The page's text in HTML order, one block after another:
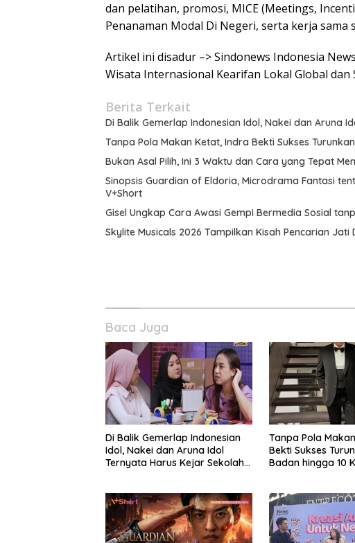
dan pelatihan, promosi, MICE (Meetings,
Penanaman Modal Di Negeri, serta kerja sama
Artikel ini disadur –> Sindonews Indonesia
Wisata Internasional Kearifan Lokal Global
Berita Terkait
Di Balik Gemerlap Indonesian Idol, Nakei dan Aruna
Tanpa Pola Makan Ketat, Indra Bekti Sukses
Bukan Asal Pilih, Ini 3 Waktu dan Cara yang Tepat
Sinopsis Guardian of Eldoria, Microdrama Fantasi
V+Short
Gisel Ungkap Cara Awasi Gempi Bermedia Sosial
Skylite Musicals 2026 Tampilkan Kisah Pencarian
Baca Juga
Di Balik Gemerlap Indonesian
Idol, Nakei dan Aruna Idol
Ternyata Harus Kejar Sekolah
Tanpa Pola
Bekti Sukses
Badan hingga 10